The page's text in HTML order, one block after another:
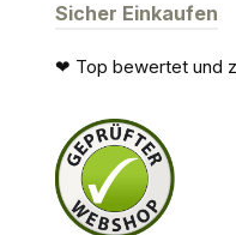
Sicher Einkaufen
❤ Top bewertet und